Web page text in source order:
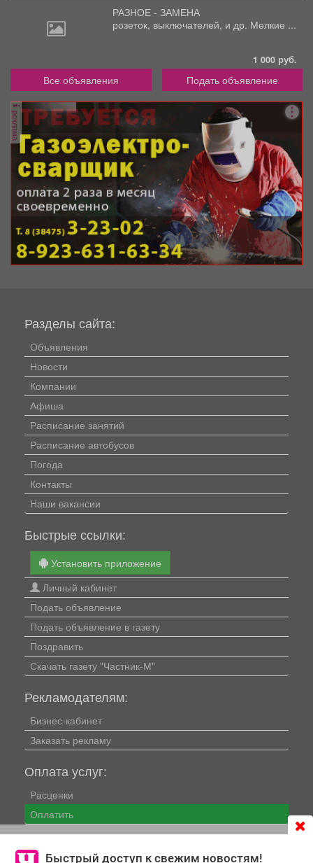
Быстрый доступ к свежим новостям!
РАЗНОЕ - ЗАМЕНА
розеток, выключателей, и др. Мелкие ...
1 000 руб.
Все объявления Подать объявление
реклама
согласие на обработку файлов cookie, которые
Разделы сайта:
Объявления
Новости
Компании
Афиша
Расписание занятий
Расписание автобусов
Погода
Контакты
Наши вакансии
Быстрые ссылки:
Установить приложение
Личный кабинет
Подать объявление
Подать объявление в газету
Поздравить
Скачать газету "Частник-М"
Рекламодателям:
Бизнес-кабинет
Заказать рекламу
Оплата услуг:
Расценки
Оплатить
Наши ресурсы: